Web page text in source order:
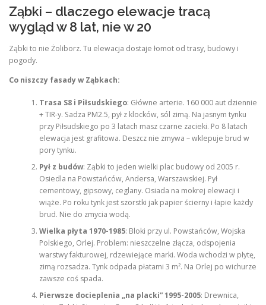
Ząbki – dlaczego elewacje tracą
wygląd w 8 lat, nie w 20
Ząbki to nie Żoliborz. Tu elewacja dostaje łomot od trasy, budowy i
pogody.
Co niszczy fasady w Ząbkach:
Trasa S8 i Piłsudskiego: Główne arterie. 160 000 aut dziennie
+ TIR-y. Sadza PM2.5, pył z klocków, sól zimą. Na jasnym tynku
przy Piłsudskiego po 3 latach masz czarne zacieki. Po 8 latach
elewacja jest grafitowa. Deszcz nie zmywa – wklepuje brud w
pory tynku.
Pył z budów: Ząbki to jeden wielki plac budowy od 2005 r.
Osiedla na Powstańców, Andersa, Warszawskiej. Pył
cementowy, gipsowy, ceglany. Osiada na mokrej elewacji i
wiąże. Po roku tynk jest szorstki jak papier ścierny i łapie każdy
brud. Nie do zmycia wodą.
Wielka płyta 1970-1985: Bloki przy ul. Powstańców, Wojska
Polskiego, Orlej. Problem: nieszczelne złącza, odspojenia
warstwy fakturowej, rdzewiejące marki. Woda wchodzi w płytę,
zimą rozsadza. Tynk odpada płatami 3 m². Na Orlej po wichurze
zawsze coś spada.
Pierwsze docieplenia „na placki” 1995-2005: Drewnica,